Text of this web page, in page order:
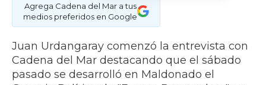
Agrega Cadena del Mar a tus
medios preferidos en Google
Juan Urdangaray comenzó la entrevista con
Cadena del Mar destacando que el sábado
pasado se desarrolló en Maldonado el